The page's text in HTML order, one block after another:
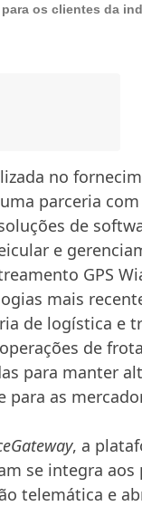
os clientes da
no
parceria
de
e
GPS
mais
de logística e
de
para manter
para as
, a
se integra
telemática e